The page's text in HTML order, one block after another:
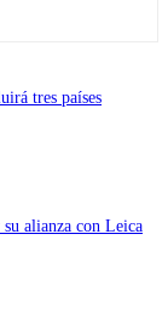
tres países
alianza con Leica